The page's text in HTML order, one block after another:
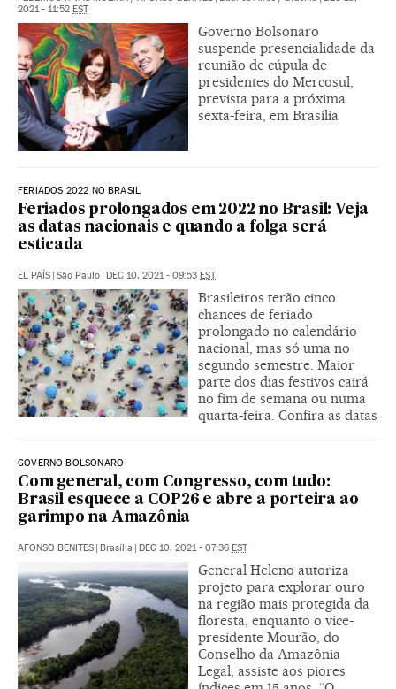
2021 - 11:52 EST
Governo Bolsonaro
suspende presencialidade da
reunião de cúpula de
presidentes do Mercosul,
prevista para a próxima
sexta-feira, em Brasília
FERIADOS 2022 NO BRASIL
Feriados prolongados em 2022 no Brasil: Veja
as datas nacionais e quando a folga será
esticada
EL PAÍS | São Paulo | DEC 10, 2021 - 09:53 EST
Brasileiros terão cinco
chances de feriado
prolongado no calendário
nacional, mas só uma no
segundo semestre. Maior
parte dos dias festivos cairá
no fim de semana ou numa
quarta-feira. Confira as datas
GOVERNO BOLSONARO
Com general, com Congresso, com tudo:
Brasil esquece a COP26 e abre a porteira ao
garimpo na Amazônia
AFONSO BENITES | Brasília | DEC 10, 2021 - 07:36 EST
General Heleno autoriza
projeto para explorar ouro
na região mais protegida da
floresta, enquanto o vice-
presidente Mourão, do
Conselho da Amazônia
Legal, assiste aos piores